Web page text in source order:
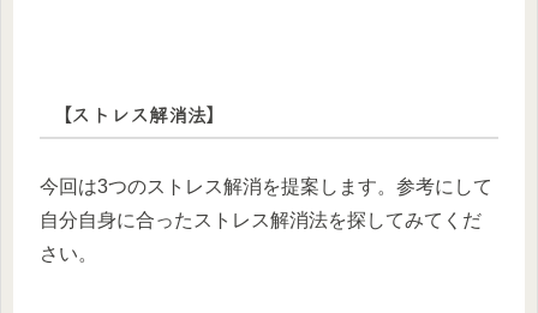
【ストレス解消法】
今回は3つのストレス解消を提案します。参考にして
自分自身に合ったストレス解消法を探してみてくだ
さい。